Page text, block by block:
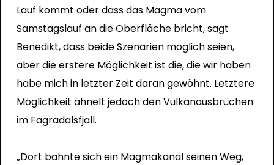
Lauf kommt oder dass das Magma vom
Samstagslauf an die Oberfläche bricht, sagt
Benedikt, dass beide Szenarien möglich seien,
aber die erstere Möglichkeit ist die, die wir haben
habe mich in letzter Zeit daran gewöhnt. Letztere
Möglichkeit ähnelt jedoch den Vulkanausbrüchen
im Fagradalsfjall.
„Dort bahnte sich ein Magmakanal seinen Weg,